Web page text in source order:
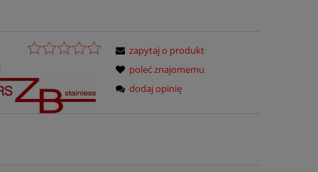
zapytaj o produkt
poleć znajomemu
dodaj opinię